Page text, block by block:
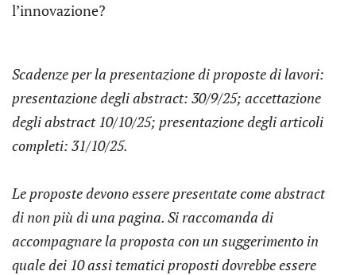
l’innovazione?
Scadenze per la presentazione di proposte di lavori:
presentazione degli abstract: 30/9/25; accettazione
degli abstract 10/10/25; presentazione degli articoli
completi: 31/10/25.
Le proposte devono essere presentate come abstract
di non più di una pagina. Si raccomanda di
accompagnare la proposta con un suggerimento in
quale dei 10 assi tematici proposti dovrebbe essere